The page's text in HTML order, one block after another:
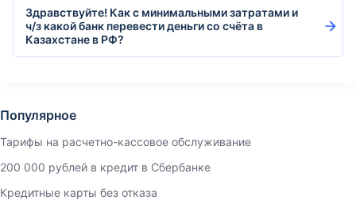
Здравствуйте! Как с минимальными затратами и
ч/з какой банк перевести деньги со счёта в
Казахстане в РФ?
Популярное
Тарифы на расчетно-кассовое обслуживание
200 000 рублей в кредит в Сбербанке
Кредитные карты без отказа